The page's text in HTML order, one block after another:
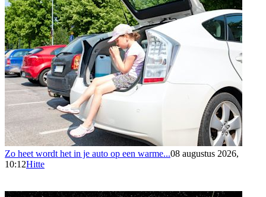
Zo heet wordt het in je auto op een warme...08 augustus 2026,
10:12Hitte